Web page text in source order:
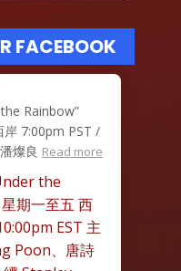
FACEBOOK
Rainbow”
7:00pm PST /
燦良 Read more